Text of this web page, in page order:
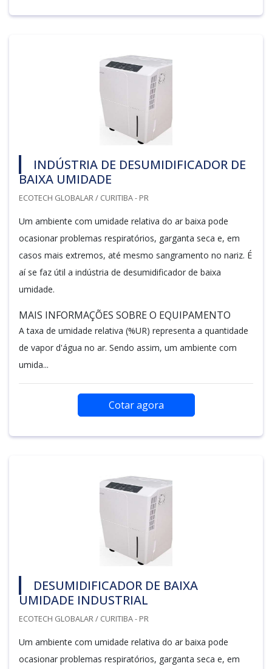
INDÚSTRIA DE DESUMIDIFICADOR DE
BAIXA UMIDADE
ECOTECH GLOBALAR / CURITIBA - PR
Um ambiente com umidade relativa do ar baixa pode
ocasionar problemas respiratórios, garganta seca e, em
casos mais extremos, até mesmo sangramento no nariz. É
aí se faz útil a indústria de desumidificador de baixa
umidade.
MAIS INFORMAÇÕES SOBRE O EQUIPAMENTO
A taxa de umidade relativa (%UR) representa a quantidade
de vapor d'água no ar. Sendo assim, um ambiente com
umida...
Cotar agora
DESUMIDIFICADOR DE BAIXA
UMIDADE INDUSTRIAL
ECOTECH GLOBALAR / CURITIBA - PR
Um ambiente com umidade relativa do ar baixa pode
ocasionar problemas respiratórios, garganta seca e, em